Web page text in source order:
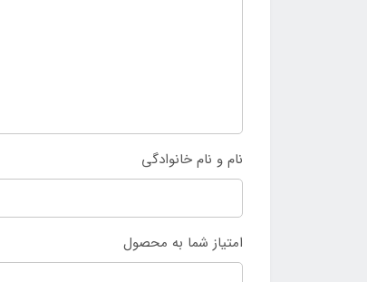
نام و نام خانوادگی
امتیاز شما به محصول